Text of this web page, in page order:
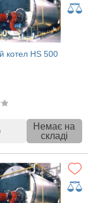
Паровий котел HS 500
Немає на
складі